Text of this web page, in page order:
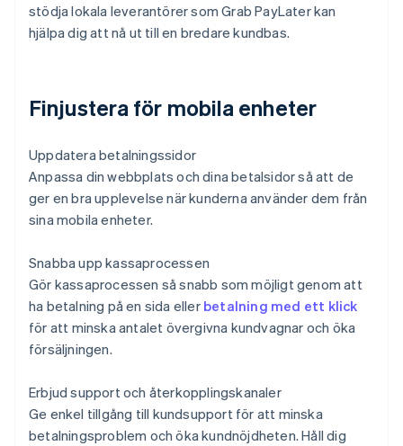
stödja lokala leverantörer som Grab PayLater kan
hjälpa dig att nå ut till en bredare kundbas.
Finjustera för mobila enheter
Uppdatera betalningssidor
Anpassa din webbplats och dina betalsidor så att de
ger en bra upplevelse när kunderna använder dem från
sina mobila enheter.
Snabba upp kassaprocessen
Gör kassaprocessen så snabb som möjligt genom att
ha betalning på en sida eller betalning med ett klick
för att minska antalet övergivna kundvagnar och öka
försäljningen.
Erbjud support och återkopplingskanaler
Ge enkel tillgång till kundsupport för att minska
betalningsproblem och öka kundnöjdheten. Håll dig